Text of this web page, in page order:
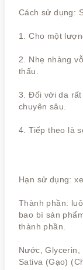
Cách sử dụng:
1. Cho một
2. Nhẹ nhàng
thấu.
3. Đối với da
chuyên sâu.
4. Tiếp theo là
Hạn sử dụng:
Thành phần:
bao bì sản
thành phần.
Nước, Glycerin,
Sativa (Gạo)